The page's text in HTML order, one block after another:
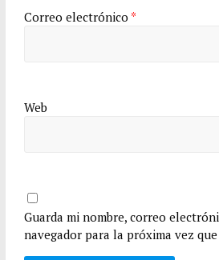
Correo electrónico *
Web
Guarda mi nombre, correo
navegador para la próxima vez